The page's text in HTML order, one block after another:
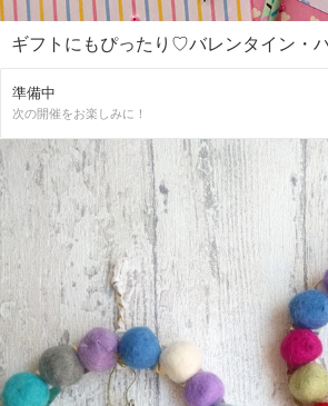
ギフトにもぴったり♡バレンタイン・
準備中
次の開催をお楽しみに！